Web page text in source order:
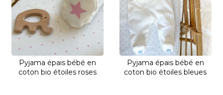
Pyjama épais bébé en
coton bio étoiles roses
Pyjama épais bébé en
coton bio étoiles bleues